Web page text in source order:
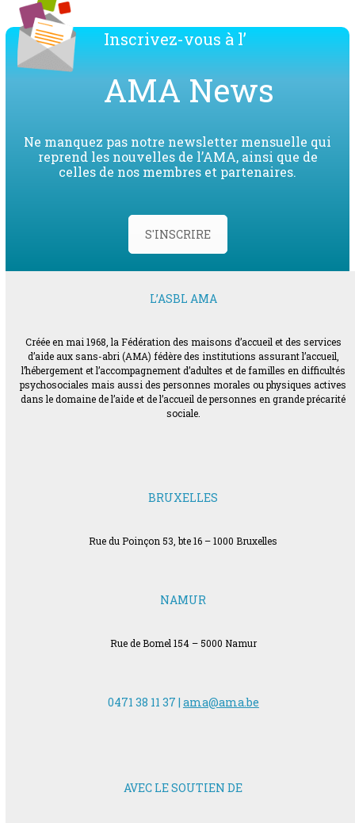
Inscrivez-vous à l’
AMA News
Ne manquez pas notre newsletter mensuelle qui
reprend les nouvelles de l’AMA, ainsi que de
celles de nos membres et partenaires.
S'INSCRIRE
L’ASBL AMA
Créée en mai 1968, la Fédération des maisons d’accueil et des services
d’aide aux sans-abri (AMA) fédère des institutions assurant l’accueil,
l’hébergement et l’accompagnement d’adultes et de familles en difficultés
psychosociales mais aussi des personnes morales ou physiques actives
dans le domaine de l’aide et de l’accueil de personnes en grande précarité
sociale.
BRUXELLES
Rue du Poinçon 53, bte 16 – 1000 Bruxelles
NAMUR
Rue de Bomel 154 – 5000 Namur
0471 38 11 37 | ama@ama.be
AVEC LE SOUTIEN DE